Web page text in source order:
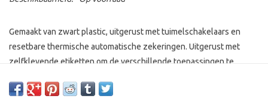
Gemaakt van zwart plastic, uitgerust met tuimelschakelaars en
resetbare thermische automatische zekeringen. Uitgerust met
zelfklevende etiketten om de verschillende toepassingen te